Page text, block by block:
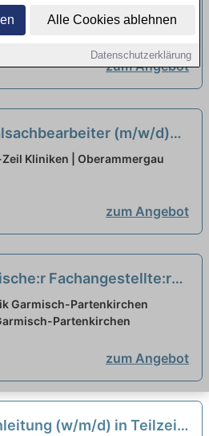
Alle Cookies ablehnen
Datenschutzerklärung
Einkauf (m/w/d)
GmbH | Geretsried
zum Angebot
(m/w/d)
oder Teilzeit neu
Kliniken | Oberammergau
zum Angebot
Fachangestellte:r
(Ambulanz
Zentrum)
in einem Team, auf
kannst!
Garmisch-Partenkirchen
Partenkirchen
zum Angebot
(w/m/d) in Teilzeit